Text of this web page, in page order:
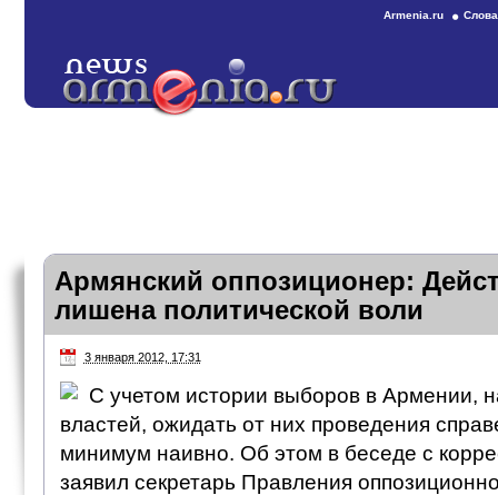
Armenia.ru
Армянский оппозиционер:
лишена политической воли
3 января 2012, 17:31
С учетом истории выборов в Армении,
властей, ожидать от них проведения
минимум наивно. Об этом в беседе с
заявил секретарь Правления